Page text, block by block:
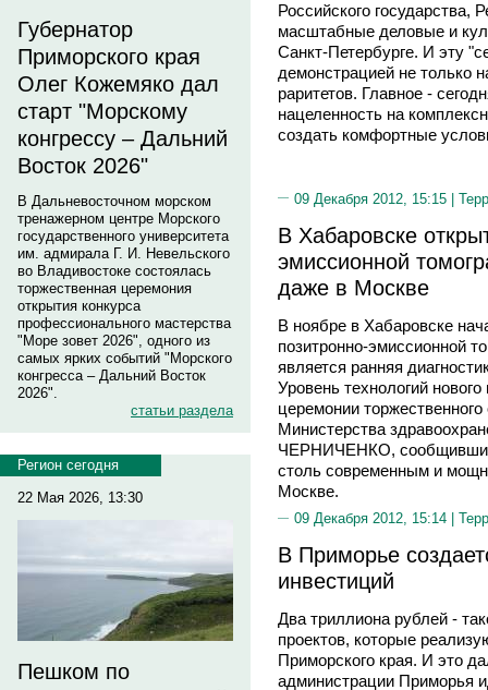
Губернатор
Приморского края
Олег Кожемяко дал
старт "Морскому
конгрессу – Дальний
Восток 2026"
В Дальневосточном морском
тренажерном центре Морского
государственного университета
им. адмирала Г. И. Невельского
во Владивостоке состоялась
торжественная церемония
открытия конкурса
профессионального мастерства
"Море зовет 2026", одного из
самых ярких событий "Морского
конгресса – Дальний Восток
2026".
статьи раздела
Регион сегодня
22 Мая 2026, 13:30
Пешком по
Российского государства,
масштабные деловые и
Санкт-Петербурге. И эту
демонстрацией не только
раритетов. Главное -
нацеленность на
создать комфортные
09 Декабря 2012, 15:15 |
В Хабаровске
эмиссионной
даже в Москве
В ноябре в Хабаровске
позитронно-эмиссионной
является ранняя
Уровень технологий
церемонии
Министерства
ЧЕРНИЧЕНКО, сообщивший,
столь современным и
Москве.
09 Декабря 2012, 15:14 |
В Приморье
инвестиций
Два триллиона рублей -
проектов, которые
Приморского края. И это
администрации Приморья